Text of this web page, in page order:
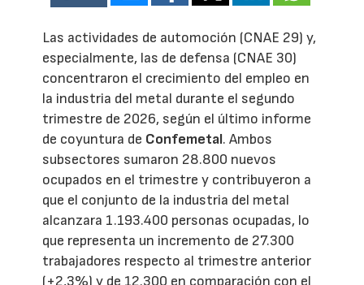
Las actividades de automoción (CNAE 29) y,
especialmente, las de defensa (CNAE 30)
concentraron el crecimiento del empleo en
la industria del metal durante el segundo
trimestre de 2026, según el último informe
de coyuntura de Confemetal. Ambos
subsectores sumaron 28.800 nuevos
ocupados en el trimestre y contribuyeron a
que el conjunto de la industria del metal
alcanzara 1.193.400 personas ocupadas, lo
que representa un incremento de 27.300
trabajadores respecto al trimestre anterior
(+2,3%) y de 12.300 en comparación con el